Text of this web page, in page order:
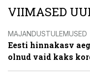
VIIMASED
MAJANDUSTULEMUSED
Eesti hinnakasv
olnud vaid kaks